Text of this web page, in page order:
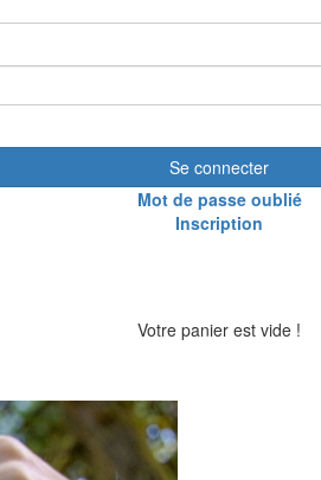
Se connecter
Mot de passe oublié
Inscription
Votre panier est vide !